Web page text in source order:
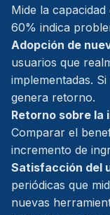
Mide la
60% indica
Adopción de
usuarios que
implementadas.
genera retorno.
Retorno sobre la
Comparar el
incremento de
Satisfacción del
periódicas que
nuevas